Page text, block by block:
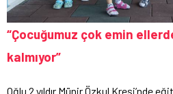
“Çocuğumuz çok emin
kalmıyor”
Oğlu 2 yıldır Münir Özkul Kreşi’nde